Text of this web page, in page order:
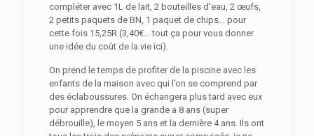
compléter avec 1L de lait, 2 bouteilles d’eau, 2 œufs,
2 petits paquets de BN, 1 paquet de chips… pour
cette fois 15,25R (3,40€… tout ça pour vous donner
une idée du coût de la vie ici).
On prend le temps de profiter de la piscine avec les
enfants de la maison avec qui l’on se comprend par
des éclaboussures. On échangera plus tard avec eux
pour apprendre que la grande a 8 ans (super
débrouille), le moyen 5 ans et la dernière 4 ans. Ils ont